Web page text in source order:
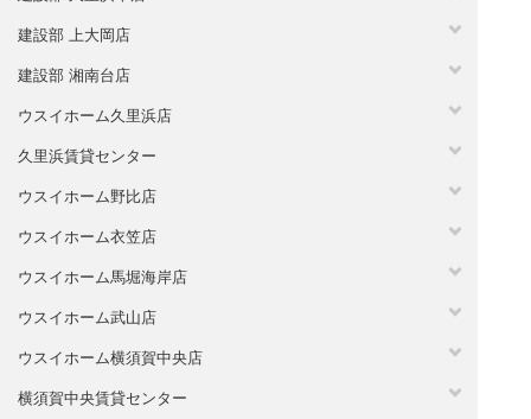
建設部 上大岡店
建設部 湘南台店
ウスイホーム久里浜店
久里浜賃貸センター
ウスイホーム野比店
ウスイホーム衣笠店
ウスイホーム馬堀海岸店
ウスイホーム武山店
ウスイホーム横須賀中央店
横須賀中央賃貸センター